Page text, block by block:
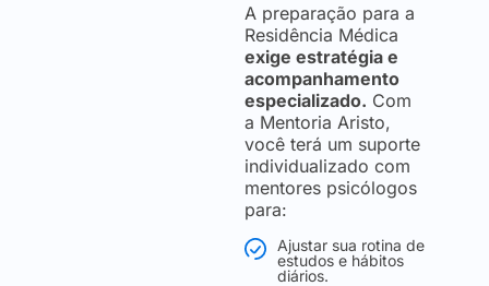
A preparação para a
Residência Médica
exige estratégia e
acompanhamento
especializado. Com
a Mentoria Aristo,
você terá um suporte
individualizado com
mentores psicólogos
para:
Ajustar sua rotina de
estudos e hábitos
diários.